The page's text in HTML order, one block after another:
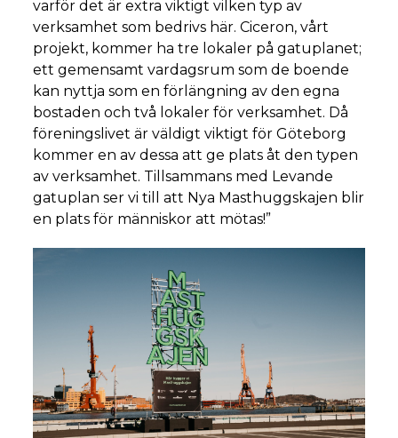
varför det är extra viktigt vilken typ av
verksamhet som bedrivs här. Ciceron, vårt
projekt, kommer ha tre lokaler på gatuplanet;
ett gemensamt vardagsrum som de boende
kan nyttja som en förlängning av den egna
bostaden och två lokaler för verksamhet. Då
föreningslivet är väldigt viktigt för Göteborg
kommer en av dessa att ge plats åt den typen
av verksamhet. Tillsammans med Levande
gatuplan ser vi till att Nya Masthuggskajen blir
en plats för människor att mötas!”